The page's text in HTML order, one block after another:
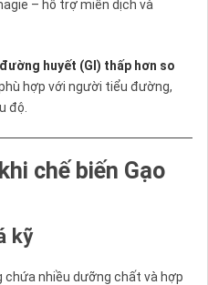
– hỗ trợ miễn dịch và
huyết (GI) thấp hơn so
hợp với người tiểu đường,
độ.
chế biến Gạo
kỹ
chứa nhiều dưỡng chất và hợp